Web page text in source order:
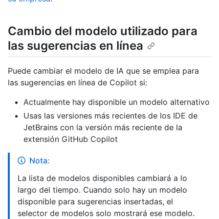
Cambio del modelo utilizado para
las sugerencias en línea
Puede cambiar el modelo de IA que se emplea para
las sugerencias en línea de Copilot si:
Actualmente hay disponible un modelo alternativo
Usas las versiones más recientes de los IDE de
JetBrains con la versión más reciente de la
extensión GitHub Copilot
Nota:
La lista de modelos disponibles cambiará a lo
largo del tiempo. Cuando solo hay un modelo
disponible para sugerencias insertadas, el
selector de modelos solo mostrará ese modelo.